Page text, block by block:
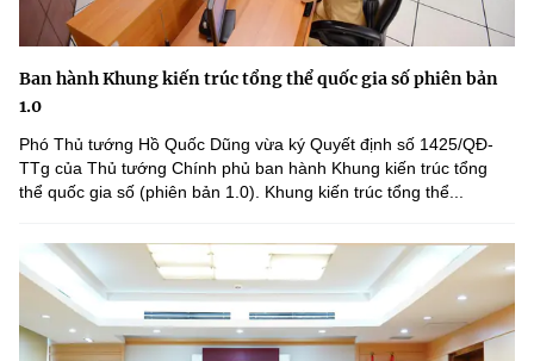
Ban hành Khung kiến trúc tổng thể quốc gia số phiên bản
1.0
Phó Thủ tướng Hồ Quốc Dũng vừa ký Quyết định số 1425/QĐ-
TTg của Thủ tướng Chính phủ ban hành Khung kiến trúc tổng
thể quốc gia số (phiên bản 1.0). Khung kiến trúc tổng thể...